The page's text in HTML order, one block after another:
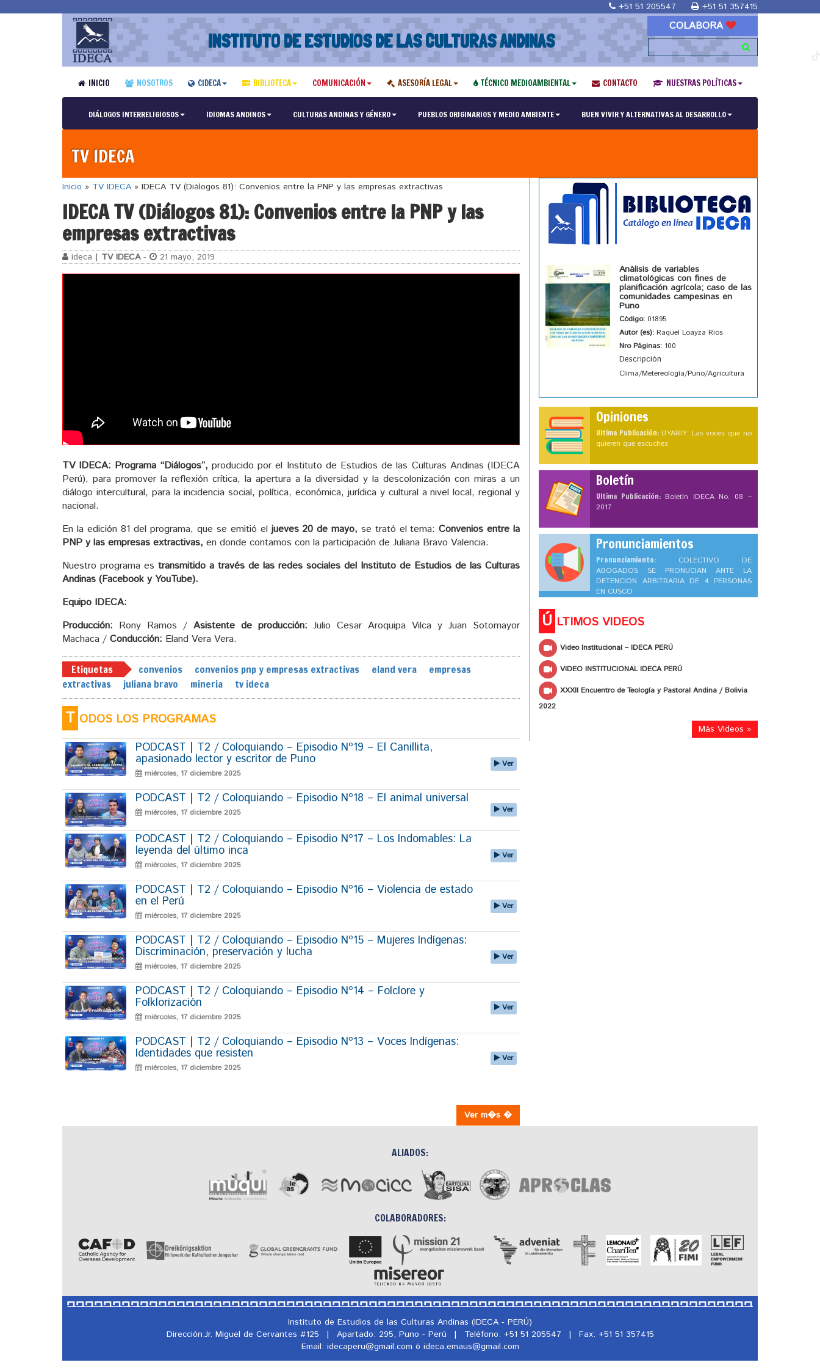
+51 51 205547 +51 51 357415
INSTITUTO DE ESTUDIOS DE LAS CULTURAS ANDINAS
COLABORA
INICIO NOSOTROS CIDECA BIBLIOTECA COMUNICACIÓN ASESORÍA LEGAL TÉCNICO MEDIOAMBIENTAL CONTACTO NUESTRAS POLÍTICAS
DIÁLOGOS INTERRELIGIOSOS IDIOMAS ANDINOS CULTURAS ANDINAS Y GÉNERO PUEBLOS ORIGINARIOS Y MEDIO AMBIENTE BUEN VIVIR Y ALTERNATIVAS AL DESARROLLO
TV IDECA
Inicio » TV IDECA » IDECA TV (Diálogos 81): Convenios entre la PNP y las empresas extractivas
IDECA TV (Diálogos 81): Convenios entre la PNP y las
empresas extractivas
ideca | TV IDECA- 21 mayo, 2019
TV IDECA: Programa “Diálogos”, producido por el Instituto de Estudios de las Culturas Andinas (IDECA
Perú), para promover la reflexión crítica, la apertura a la diversidad y la descolonización con miras a un
diálogo intercultural, para la incidencia social, política, económica, jurídica y cultural a nivel local, regional y
nacional.
En la edición 81 del programa, que se emitió el jueves 20 de mayo, se trató el tema:Convenios entre la
PNP y las empresas extractivas, en donde contamos con la participación de Juliana Bravo Valencia.
Nuestro programa es transmitido a través de las redes sociales del Instituto de Estudios de las Culturas
Andinas (Facebook y YouTube).
Equipo IDECA:
Producción: Rony Ramos / Asistente de producción: Julio Cesar Aroquipa Vilca y Juan Sotomayor
Machaca / Conducción: Eland Vera Vera.
Etiquetas convenios convenios pnp y empresas extractivas eland vera
empresas
extractivas
juliana bravo mineria tv ideca
T ODOS LOS PROGRAMAS
PODCAST | T2 / Coloquiando – Episodio Nº19 – El Canillita,
apasionado lector y escritor de Puno
miércoles, 17 diciembre 2025
Ver
PODCAST | T2 / Coloquiando – Episodio Nº18 – El animal universal
miércoles, 17 diciembre 2025 Ver
PODCAST | T2 / Coloquiando – Episodio Nº17 – Los Indomables: La
leyenda del último inca
miércoles, 17 diciembre 2025
Ver
PODCAST | T2 / Coloquiando – Episodio Nº16 – Violencia de estado
en el Perú
miércoles, 17 diciembre 2025
Ver
PODCAST | T2 / Coloquiando – Episodio Nº15 – Mujeres Indígenas:
Discriminación, preservación y lucha
miércoles, 17 diciembre 2025
Ver
PODCAST | T2 / Coloquiando – Episodio Nº14 – Folclore y
Folklorización
miércoles, 17 diciembre 2025
Ver
PODCAST | T2 / Coloquiando – Episodio Nº13 – Voces Indígenas:
Identidades que resisten
miércoles, 17 diciembre 2025
Ver
Ver m�s �
Análisis de variables
climatológicas con fines de
planificación agrícola; caso de las
comunidades campesinas en
Puno
Código: 01895
Autor (es): Raquel Loayza Rios
Nro Páginas: 100
Descripción
Clima/Metereología/Puno/Agricultura
Opiniones
Ultima Publicación: UYARIY: Las voces que no
quieren que escuches
Boletín
Ultima Publicación: Boletín IDECA No. 08 –
2017
Pronunciamientos
Pronunciamiento: COLECTIVO DE
ABOGADOS SE PRONUCIAN ANTE LA
DETENCION ARBITRARIA DE 4 PERSONAS
EN CUSCO
Ú LTIMOS VIDEOS
Video Institucional – IDECA PERÚ
VIDEO INSTITUCIONAL IDECA PERÚ
XXXII Encuentro de Teología y Pastoral Andina / Bolivia
2022
Más Videos »
ALIADOS:
COLABORADORES:
Instituto de Estudios de las Culturas Andinas (IDECA - PERÚ)
Dirección:Jr. Miguel de Cervantes #125
| Apartado: 295, Puno - Perú | Teléfono: +51 51 205547 |
Fax: +51 51 357415
Email: idecaperu@gmail.com ó ideca.emaus@gmail.com